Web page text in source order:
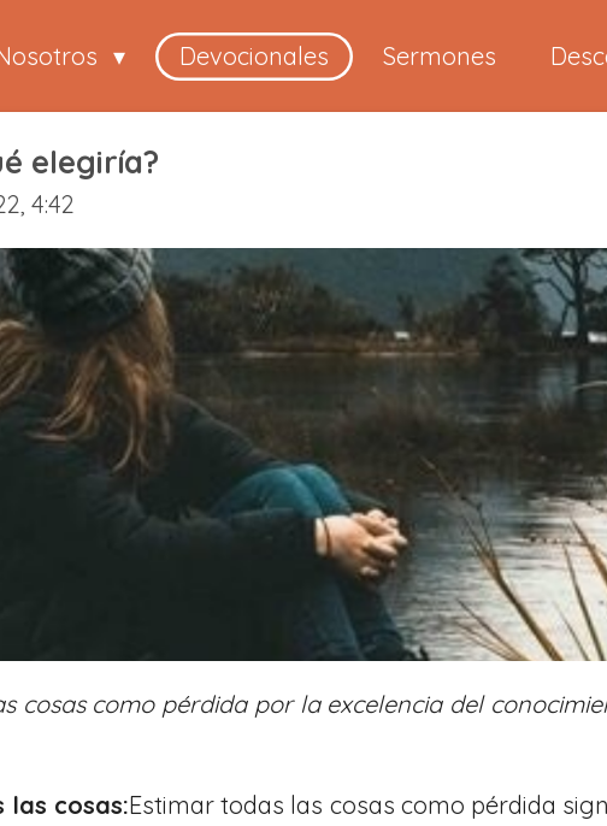
Devocionales Sermones
elegiría?
4:42
cosas como pérdida por la excelencia del
las cosas:Estimar todas las cosas como pérdida